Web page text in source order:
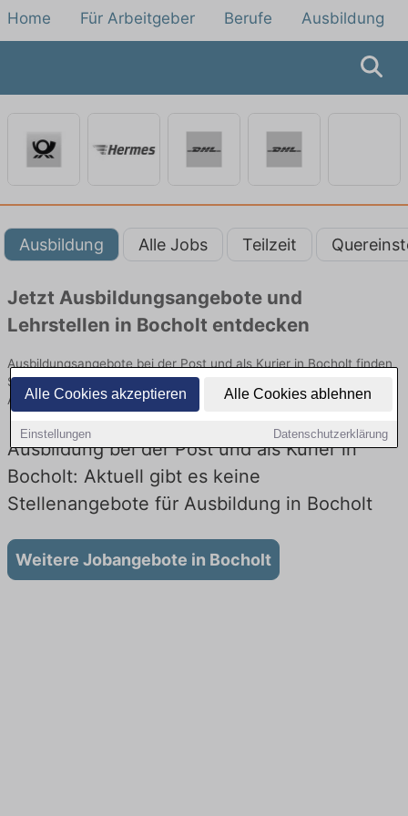
Alle Cookies akzeptieren Alle Cookies ablehnen
Einstellungen Datenschutzerklärung
Home Für Arbeitgeber Berufe Ausbildung
Ausbildung Alle Jobs Teilzeit
Jetzt Ausbildungsangebote und
Lehrstellen in Bocholt entdecken
Ausbildungsangebote bei der Post und als Kurier in Bocholt finden
Sie von namhaften Firmen. Entdecken Sie freie Optionen von Top-
Arbeitgebern und bewerben Sie sich noch heute.
Ausbildung bei der Post und als Kurier in
Bocholt: Aktuell gibt es keine
Stellenangebote für Ausbildung in Bocholt
Weitere Jobangebote in Bocholt